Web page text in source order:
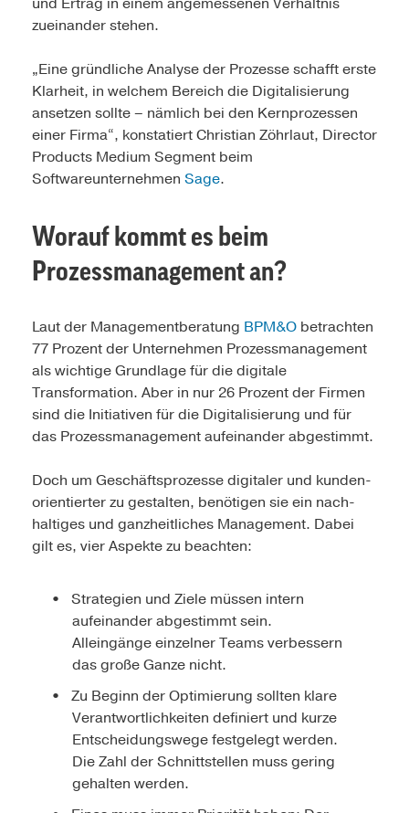
zueinander stehen.
„Eine gründliche Analyse der Prozesse schafft erste
Klarheit, in welchem Bereich die Digitalisierung
ansetzen sollte – nämlich bei den Kernprozessen
einer Firma“, konstatiert Christian Zöhrlaut, Director
Products Medium Segment beim
Softwareunternehmen Sage.
Worauf kommt es beim
Prozessmanagement an?
Laut der Managementberatung BPM&O betrachten
77 Prozent der Unternehmen Prozessmanagement
als wichtige Grundlage für die digitale
Transformation. Aber in nur 26 Prozent der Firmen
sind die Initiativen für die Digitalisierung und für
das Prozessmanagement aufeinander abgestimmt.
Doch um Geschäftsprozesse digitaler und kunden­
orientierter zu gestalten, benötigen sie ein nach­
haltiges und ganzheitliches Management. Dabei
gilt es, vier Aspekte zu beachten:
Strategien und Ziele müssen intern
aufeinander abgestimmt sein.
Alleingänge einzelner Teams verbessern
das große Ganze nicht.
Zu Beginn der Optimierung sollten klare
Verantwortlichkeiten definiert und kurze
Entscheidungswege festgelegt werden.
Die Zahl der Schnittstellen muss gering
gehalten werden.